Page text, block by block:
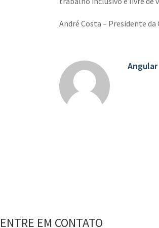
André Costa – Presidente da
Angular
ENTRE EM CONTATO